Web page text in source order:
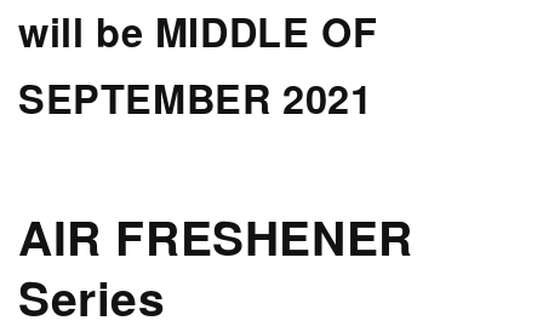
will be MIDDLE OF
SEPTEMBER 2021
AIR FRESHENER
Series